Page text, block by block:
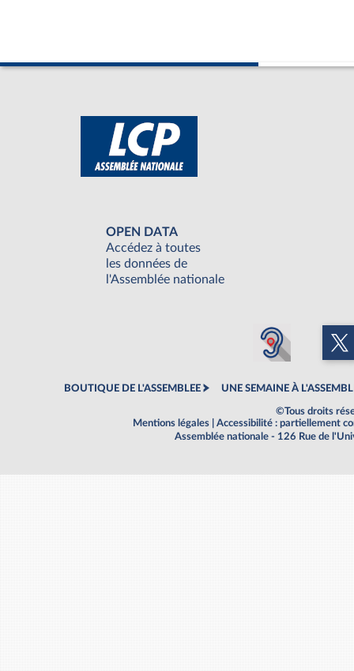
OPEN DATA
Accédez à toutes
les données de
l'Assemblée nationale
BOUTIQUE DE L'ASSEMBLEE UNE SEMAINE À
©Tous droits
Mentions légales
Accessibilité : partiellement
Assemblée nationale - 126 Rue de